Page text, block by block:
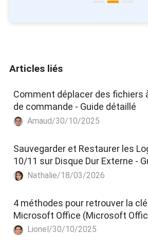
Articles liés
Comment déplacer des fichiers
de commande - Guide détaillé
Arnaud/30/10/2025
Sauvegarder et Restaurer les
10/11 sur Disque Dur Externe -
Nathalie/18/03/2026
4 méthodes pour retrouver la
Microsoft Office (Microsoft
Lionel/30/10/2025